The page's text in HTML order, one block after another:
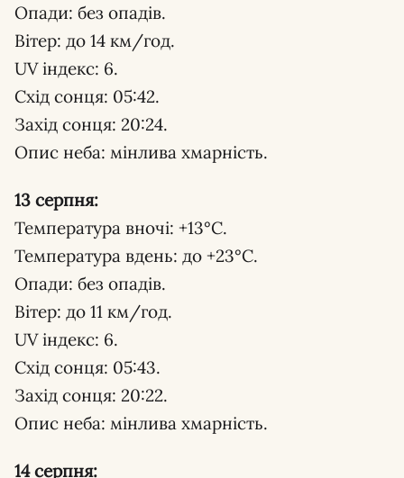
Опади: без опадів.
Вітер: до 14 км/год.
UV індекс: 6.
Схід сонця: 05:42.
Захід сонця: 20:24.
Опис неба: мінлива хмарність.
13 серпня:
Температура вночі: +13°С.
Температура вдень: до +23°С.
Опади: без опадів.
Вітер: до 11 км/год.
UV індекс: 6.
Схід сонця: 05:43.
Захід сонця: 20:22.
Опис неба: мінлива хмарність.
14 серпня: